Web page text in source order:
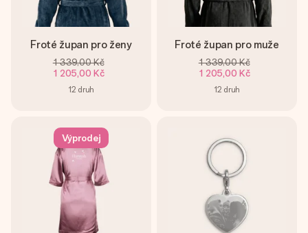
Froté župan pro ženy
1 339,00 Kč
1 205,00 Kč
12 druh
Froté župan pro muže
1 339,00 Kč
1 205,00 Kč
12 druh
Výprodej